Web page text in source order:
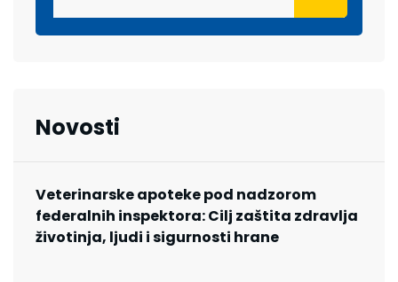
Novosti
Veterinarske apoteke pod nadzorom
federalnih inspektora: Cilj zaštita zdravlja
životinja, ljudi i sigurnosti hrane